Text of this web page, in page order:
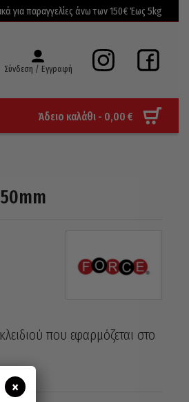
για παραγγελίες άνω των 150€ Έως 5kg
Σύνδεση / Εγγραφή
Άδειο καλάθι - 0,00 €
που εφαρμόζεται στο
×